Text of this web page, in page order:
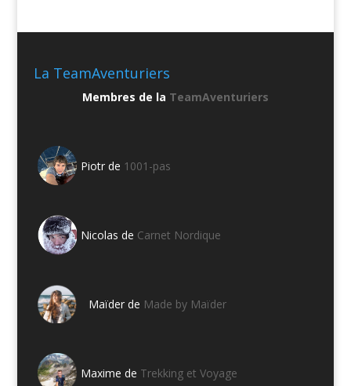
La TeamAventuriers
Membres de la TeamAventuriers
Piotr de 1001-pas
Nicolas de Carnet Nordique
Maïder de Made by Maïder
Maxime de Trekking et Voyage